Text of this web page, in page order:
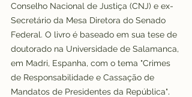
Conselho Nacional de Justiça (CNJ) e ex-
Secretário da Mesa Diretora do Senado
Federal. O livro é baseado em sua tese de
doutorado na Universidade de Salamanca,
em Madri, Espanha, com o tema "Crimes
de Responsabilidade e Cassação de
Mandatos de Presidentes da República".